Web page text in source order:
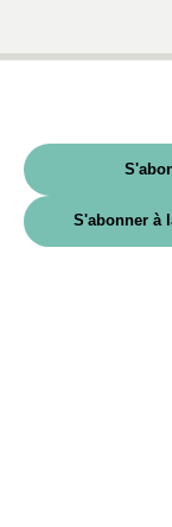
S'abonner à